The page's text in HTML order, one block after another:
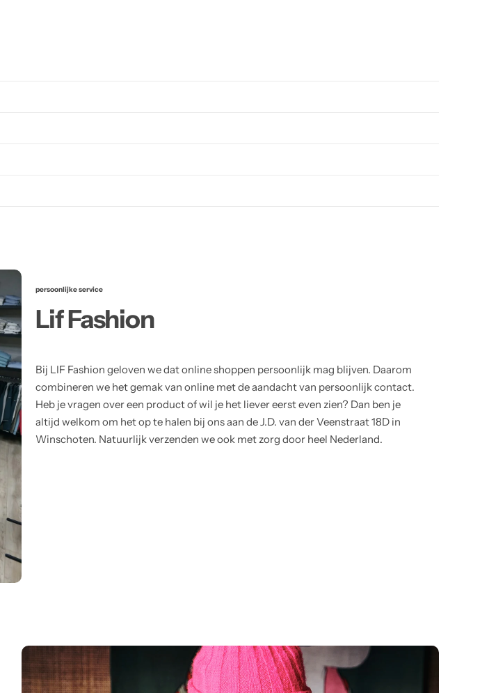
persoonlijke service
Lif Fashion
Bij LIF Fashion geloven we dat online shoppen persoonlijk mag blijven. Daarom
combineren we het gemak van online met de aandacht van persoonlijk contact.
Heb je vragen over een product of wil je het liever eerst even zien? Dan ben je
altijd welkom om het op te halen bij ons aan de J.D. van der Veenstraat 18D in
Winschoten. Natuurlijk verzenden we ook met zorg door heel Nederland.